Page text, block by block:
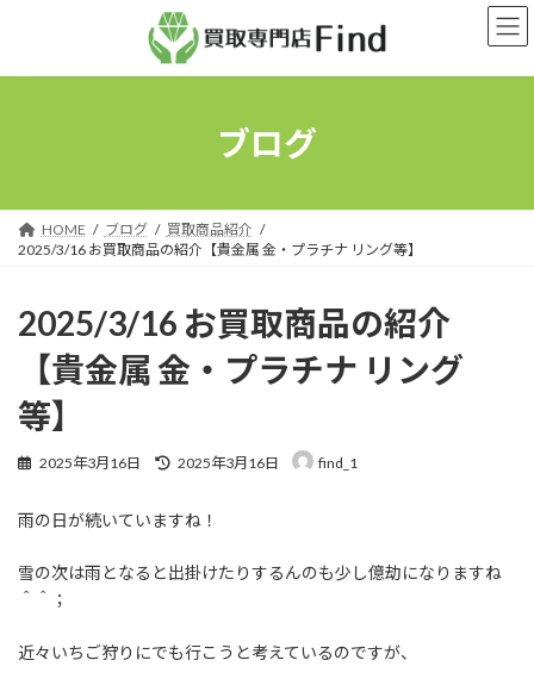
ン
ー
ブログ
HOME ブログ
買取商品紹介
2025/3/16 お買取商品の紹介【貴金属 金・プラチナ リング等】
2025/3/16 お買取商品の紹介
【貴金属 金・プラチナ リング
等】
2025年3月16日
最
新
時
:
2025年3月16日 find_1
雨の日が続いていますね！
雪の次は雨となると出掛けたりするんのも少し億劫になりますね
＾＾；
近々いちご狩りにでも行こうと考えているのですが、